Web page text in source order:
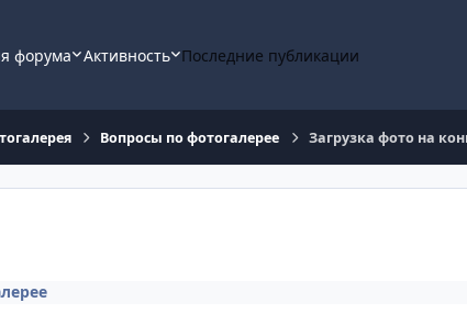
форума Активность Последние публикации
Вопросы по фотогалерее Загрузка фото на